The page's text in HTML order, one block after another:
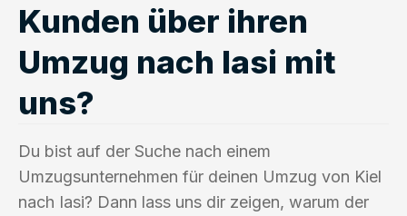
Kunden über ihren
Umzug nach Iasi mit
uns?
Du bist auf der Suche nach einem
Umzugsunternehmen für deinen Umzug von Kiel
nach Iasi? Dann lass uns dir zeigen, warum der